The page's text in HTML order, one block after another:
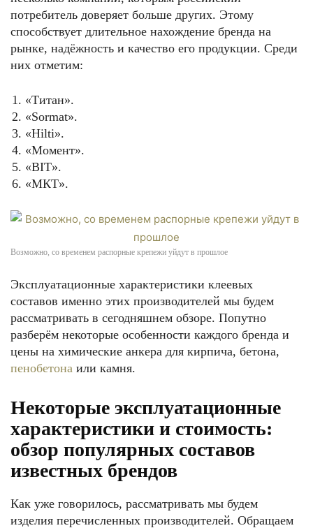
потребитель доверяет больше других. Этому
способствует длительное нахождение бренда на
рынке, надёжность и качество его продукции. Среди
них отметим:
«Титан».
«Sormat».
«Hilti».
«Момент».
«BIT».
«МКТ».
Возможно, со временем распорные крепежи уйдут в прошлое
Эксплуатационные характеристики клеевых
составов именно этих производителей мы будем
рассматривать в сегодняшнем обзоре. Попутно
разберём некоторые особенности каждого бренда и
цены на химические анкера для кирпича, бетона,
пенобетона или камня.
Некоторые эксплуатационные
характеристики и стоимость:
обзор популярных составов
известных брендов
Как уже говорилось, рассматривать мы будем
изделия перечисленных производителей. Обращаем